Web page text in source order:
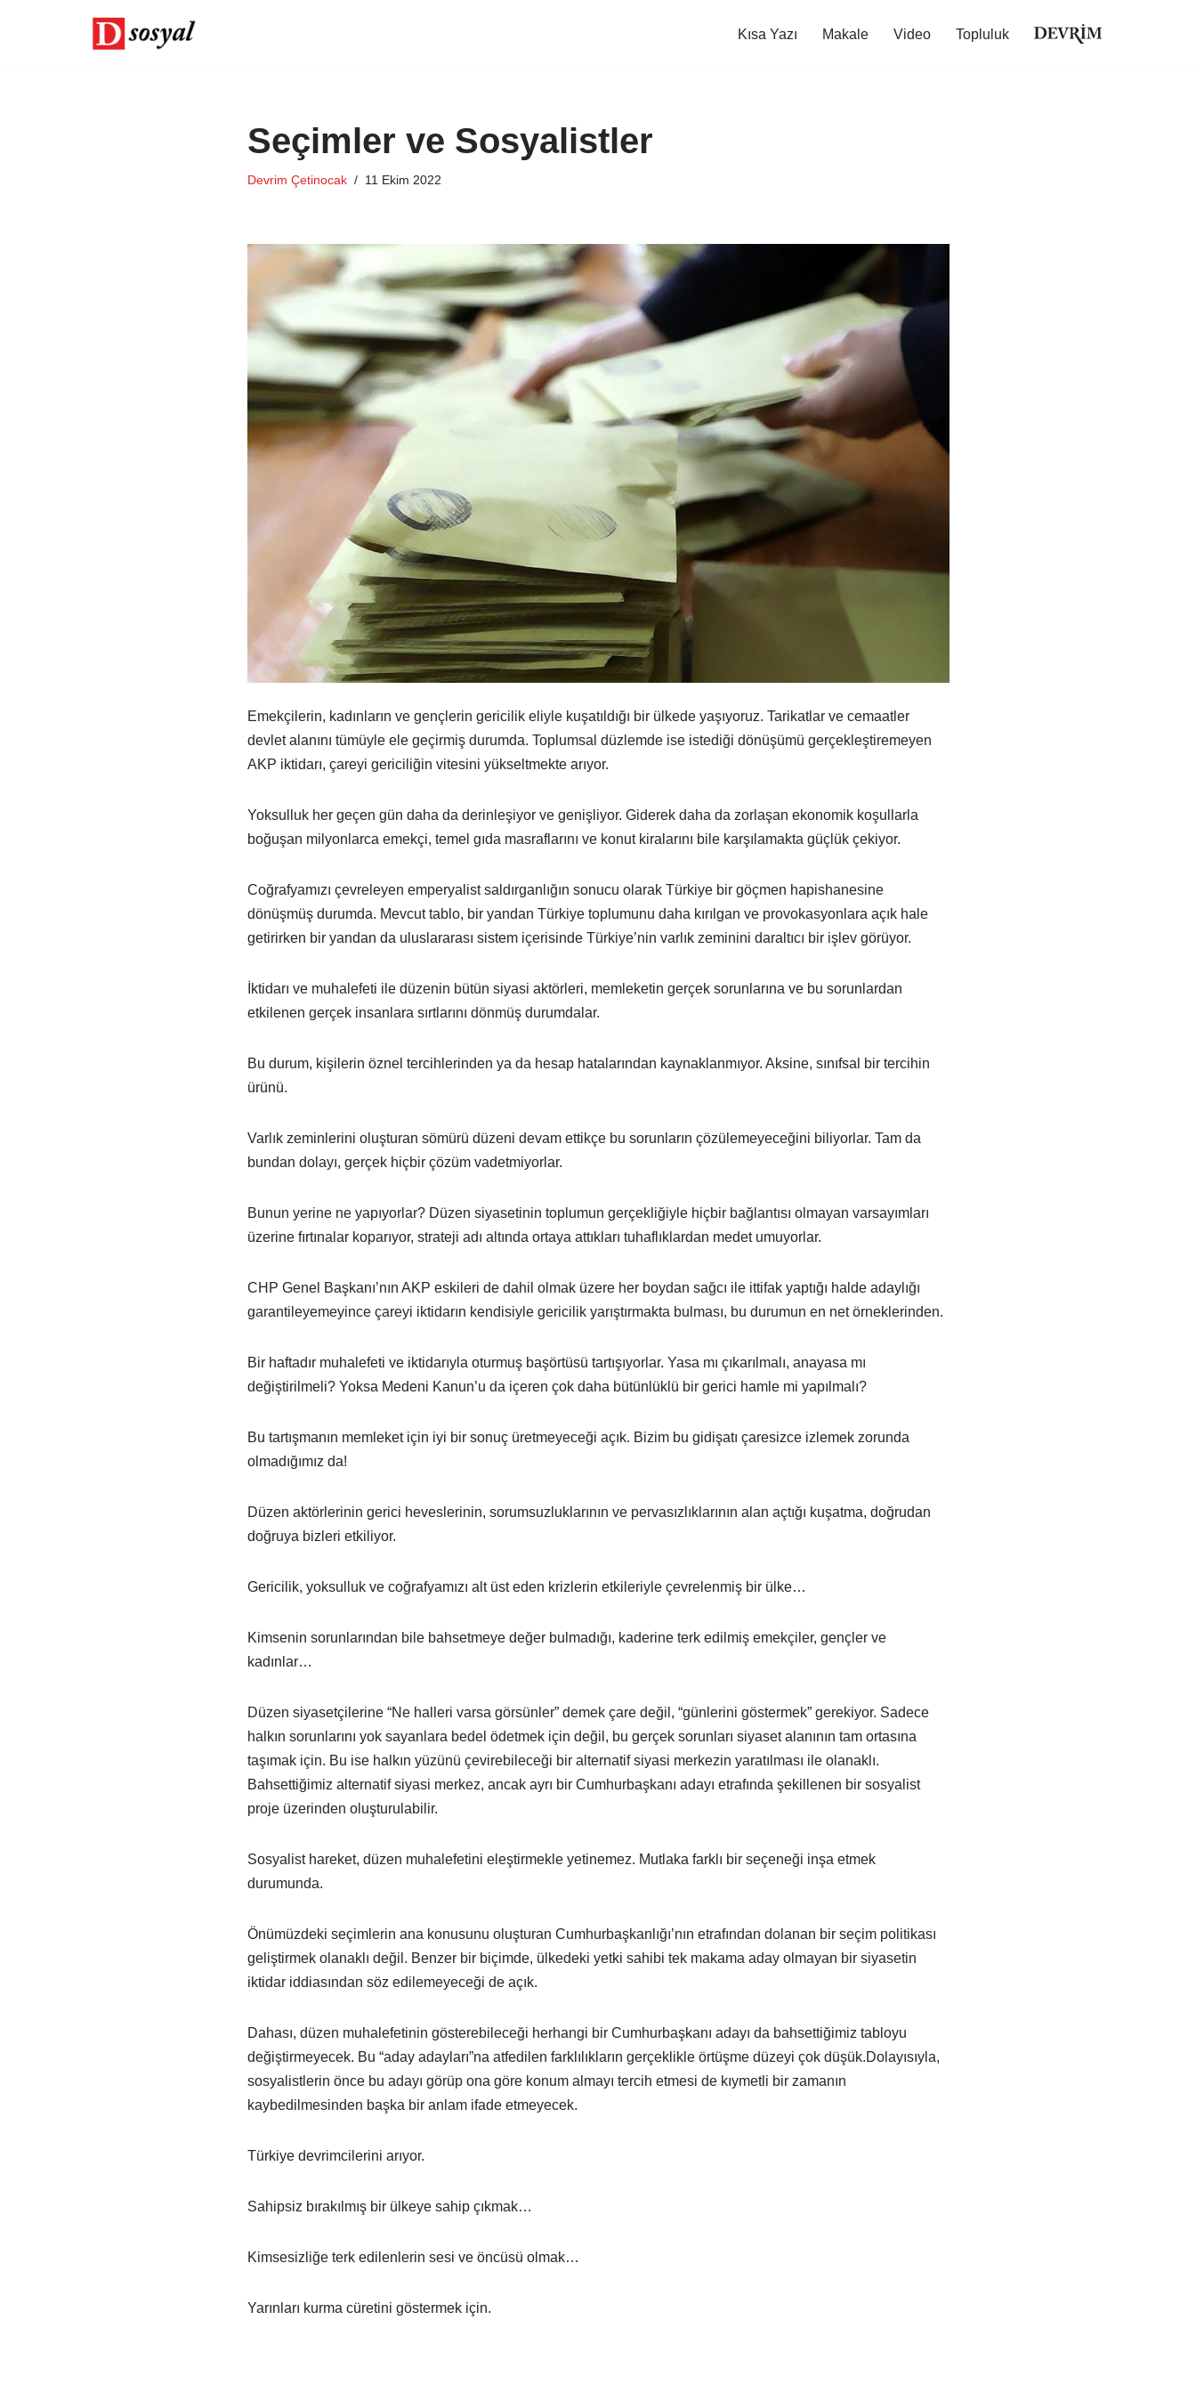
Kısa Yazı Makale Video Topluluk
Seçimler ve Sosyalistler
Devrim Çetinocak 11 Ekim 2022
Emekçilerin, kadınların ve gençlerin gericilik eliyle kuşatıldığı bir ülkede yaşıyoruz. Tarikatlar ve cemaatler
devlet alanını tümüyle ele geçirmiş durumda. Toplumsal düzlemde ise istediği dönüşümü gerçekleştiremeyen
AKP iktidarı, çareyi gericiliğin vitesini yükseltmekte arıyor.
Yoksulluk her geçen gün daha da derinleşiyor ve genişliyor. Giderek daha da zorlaşan ekonomik koşullarla
boğuşan milyonlarca emekçi, temel gıda masraflarını ve konut kiralarını bile karşılamakta güçlük çekiyor.
Coğrafyamızı çevreleyen emperyalist saldırganlığın sonucu olarak Türkiye bir göçmen hapishanesine
dönüşmüş durumda. Mevcut tablo, bir yandan Türkiye toplumunu daha kırılgan ve provokasyonlara açık hale
getirirken bir yandan da uluslararası sistem içerisinde Türkiye’nin varlık zeminini daraltıcı bir işlev görüyor.
İktidarı ve muhalefeti ile düzenin bütün siyasi aktörleri, memleketin gerçek sorunlarına ve bu sorunlardan
etkilenen gerçek insanlara sırtlarını dönmüş durumdalar.
Bu durum, kişilerin öznel tercihlerinden ya da hesap hatalarından kaynaklanmıyor. Aksine, sınıfsal bir tercihin
ürünü.
Varlık zeminlerini oluşturan sömürü düzeni devam ettikçe bu sorunların çözülemeyeceğini biliyorlar. Tam da
bundan dolayı, gerçek hiçbir çözüm vadetmiyorlar.
Bunun yerine ne yapıyorlar? Düzen siyasetinin toplumun gerçekliğiyle hiçbir bağlantısı olmayan varsayımları
üzerine fırtınalar koparıyor, strateji adı altında ortaya attıkları tuhaflıklardan medet umuyorlar.
CHP Genel Başkanı’nın AKP eskileri de dahil olmak üzere her boydan sağcı ile ittifak yaptığı halde adaylığı
garantileyemeyince çareyi iktidarın kendisiyle gericilik yarıştırmakta bulması, bu durumun en net örneklerinden.
Bir haftadır muhalefeti ve iktidarıyla oturmuş başörtüsü tartışıyorlar. Yasa mı çıkarılmalı, anayasa mı
değiştirilmeli? Yoksa Medeni Kanun’u da içeren çok daha bütünlüklü bir gerici hamle mi yapılmalı?
Bu tartışmanın memleket için iyi bir sonuç üretmeyeceği açık. Bizim bu gidişatı çaresizce izlemek zorunda
olmadığımız da!
Düzen aktörlerinin gerici heveslerinin, sorumsuzluklarının ve pervasızlıklarının alan açtığı kuşatma, doğrudan
doğruya bizleri etkiliyor.
Gericilik, yoksulluk ve coğrafyamızı alt üst eden krizlerin etkileriyle çevrelenmiş bir ülke…
Kimsenin sorunlarından bile bahsetmeye değer bulmadığı, kaderine terk edilmiş emekçiler, gençler ve
kadınlar…
Düzen siyasetçilerine “Ne halleri varsa görsünler” demek çare değil, “günlerini göstermek” gerekiyor. Sadece
halkın sorunlarını yok sayanlara bedel ödetmek için değil, bu gerçek sorunları siyaset alanının tam ortasına
taşımak için. Bu ise halkın yüzünü çevirebileceği bir alternatif siyasi merkezin yaratılması ile olanaklı.
Bahsettiğimiz alternatif siyasi merkez, ancak ayrı bir Cumhurbaşkanı adayı etrafında şekillenen bir sosyalist
proje üzerinden oluşturulabilir.
Sosyalist hareket, düzen muhalefetini eleştirmekle yetinemez. Mutlaka farklı bir seçeneği inşa etmek
durumunda.
Önümüzdeki seçimlerin ana konusunu oluşturan Cumhurbaşkanlığı’nın etrafından dolanan bir seçim politikası
geliştirmek olanaklı değil. Benzer bir biçimde, ülkedeki yetki sahibi tek makama aday olmayan bir siyasetin
iktidar iddiasından söz edilemeyeceği de açık.
Dahası, düzen muhalefetinin gösterebileceği herhangi bir Cumhurbaşkanı adayı da bahsettiğimiz tabloyu
değiştirmeyecek. Bu “aday adayları”na atfedilen farklılıkların gerçeklikle örtüşme düzeyi çok düşük.Dolayısıyla,
sosyalistlerin önce bu adayı görüp ona göre konum almayı tercih etmesi de kıymetli bir zamanın
kaybedilmesinden başka bir anlam ifade etmeyecek.
Türkiye devrimcilerini arıyor.
Sahipsiz bırakılmış bir ülkeye sahip çıkmak…
Kimsesizliğe terk edilenlerin sesi ve öncüsü olmak…
Yarınları kurma cüretini göstermek için.